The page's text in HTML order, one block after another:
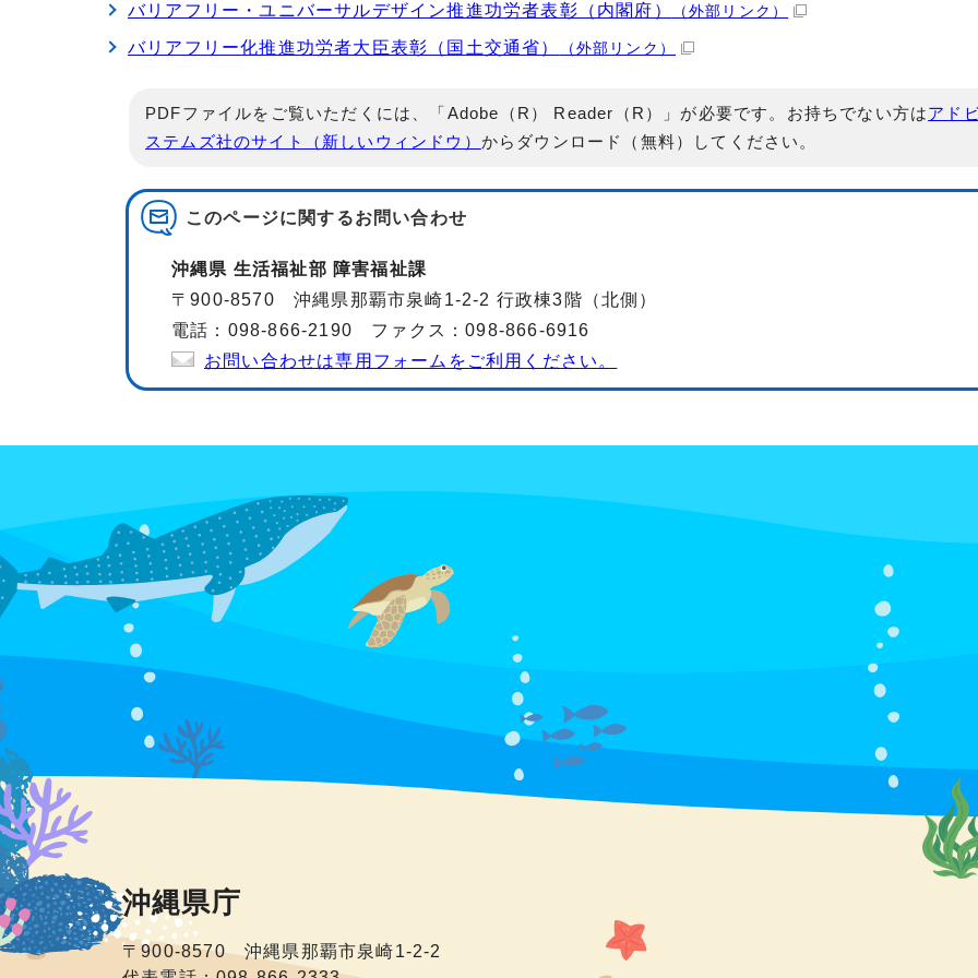
バリアフリー・ユニバーサルデザイン推進功労者表彰（内閣府） （外部リンク）
バリアフリー化推進功労者大臣表彰（国土交通省） （外部リンク）
PDFファイルをご覧いただくには、「Adobe（R） Reader（R）」が必要です。お持ちでない方はアド
ステムズ社のサイト（新しいウィンドウ） からダウンロード（無料）してください。
このページに関するお問い合わせ
沖縄県 生活福祉部 障害福祉課
〒900-8570 沖縄県那覇市泉崎1-2-2 行政棟3階（北側）
電話：098-866-2190 ファクス：098-866-6916
お問い合わせは専用フォームをご利用ください。
沖縄県庁
〒900-8570 沖縄県那覇市泉崎1-2-2